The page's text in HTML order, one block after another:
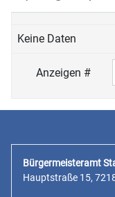
Anzeigen #
Keine Daten
Bürgermeisteramt
Hauptstraße 15,